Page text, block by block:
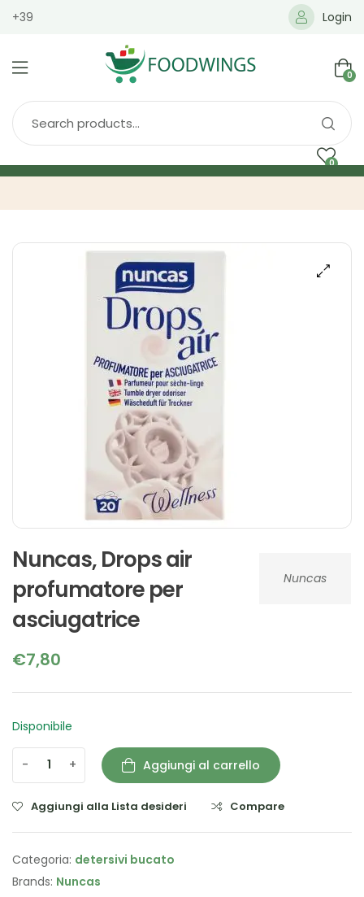
+39 Login
0
0
Nuncas
Nuncas, Drops air
profumatore per
asciugatrice
€7,80
Disponibile
- + Aggiungi al carrello
Aggiungi alla Lista desideri Compare
Categoria: detersivi bucato
Brands: Nuncas